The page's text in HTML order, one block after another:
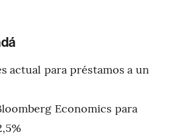
actual para préstamos a un
Economics para